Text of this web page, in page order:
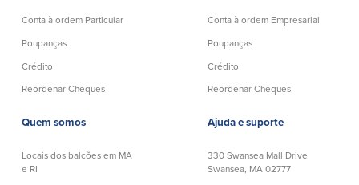
Community Reinvestment Act
Get on the Bus
Donativos e patrocínios
Diretrizes de doação
Conta à ordem Particular
Poupanças
Crédito
Reordenar Cheques
Conta à ordem Empresarial
Poupanças
Crédito
Reordenar Cheques
Quem somos
Locais dos balcões em MA
e RI
Ajuda e suporte
330 Swansea Mall Drive
Swansea, MA 02777